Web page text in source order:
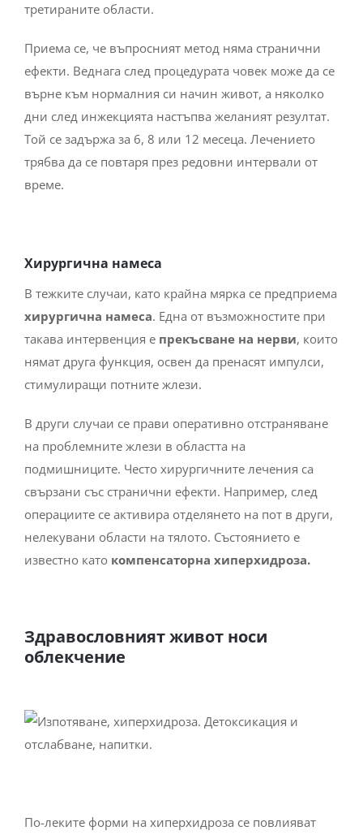
третираните области.
Приема се, че въпросният метод няма странични
ефекти. Веднага след процедурата човек може да се
върне към нормалния си начин живот, а няколко
дни след инжекцията настъпва желаният резултат.
Той се задържа за 6, 8 или 12 месеца. Лечението
трябва да се повтаря през редовни интервали от
време.
Хирургична намеса
В тежките случаи, като крайна мярка се предприема
хирургична намеса. Една от възможностите при
такава интервенция е прекъсване на нерви, които
нямат друга функция, освен да пренасят импулси,
стимулиращи потните жлези.
В други случаи се прави оперативно отстраняване
на проблемните жлези в областта на
подмишниците. Често хирургичните лечения са
свързани със странични ефекти. Например, след
операциите се активира отделянето на пот в други,
нелекувани области на тялото. Състоянието е
известно като компенсаторна хиперхидроза.
Здравословният живот носи
облекчение
По-леките форми на хиперхидроза се повлияват